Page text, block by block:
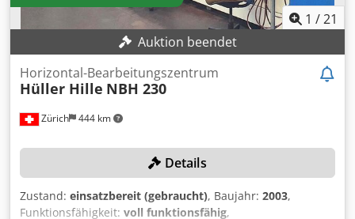
1 /21
Auktion beendet
Zürich 444 km
Horizontal-Bearbeitungszentrum
Hüller Hille NBH 230
Details
Zustand: einsatzbereit (gebraucht), Baujahr: 2003,
Funktionsfähigkeit: voll funktionsfähig,